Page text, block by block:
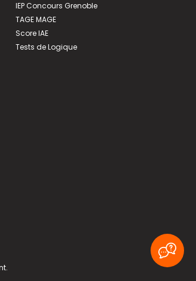
IEP Concours Grenoble
TAGE MAGE
Score IAE
Tests de Logique